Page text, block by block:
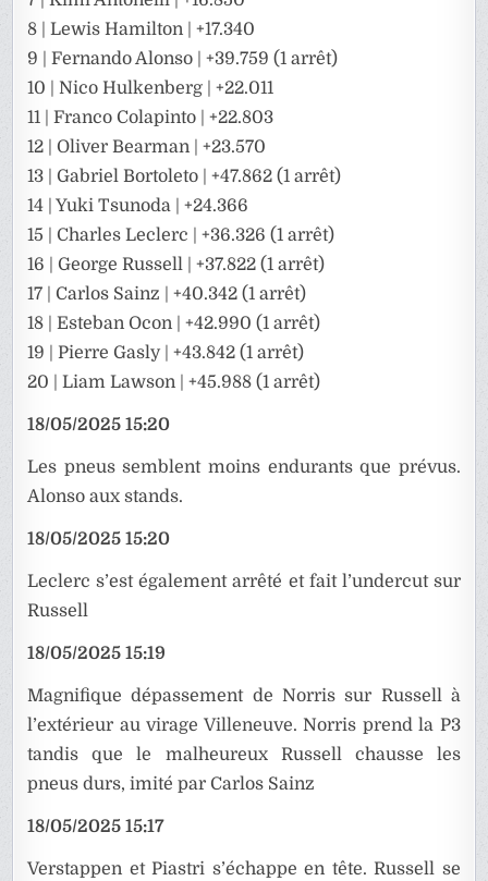
8 | Lewis Hamilton | +17.340
9 | Fernando Alonso | +39.759 (1 arrêt)
10 | Nico Hulkenberg | +22.011
11 | Franco Colapinto | +22.803
12 | Oliver Bearman | +23.570
13 | Gabriel Bortoleto | +47.862 (1 arrêt)
14 | Yuki Tsunoda | +24.366
15 | Charles Leclerc | +36.326 (1 arrêt)
16 | George Russell | +37.822 (1 arrêt)
17 | Carlos Sainz | +40.342 (1 arrêt)
18 | Esteban Ocon | +42.990 (1 arrêt)
19 | Pierre Gasly | +43.842 (1 arrêt)
20 | Liam Lawson | +45.988 (1 arrêt)
18/05/2025 15:20
Les pneus semblent moins endurants que prévus.
Alonso aux stands.
18/05/2025 15:20
Leclerc s’est également arrêté et fait l’undercut sur
Russell
18/05/2025 15:19
Magnifique dépassement de Norris sur Russell à
l’extérieur au virage Villeneuve. Norris prend la P3
tandis que le malheureux Russell chausse les
pneus durs, imité par Carlos Sainz
18/05/2025 15:17
Verstappen et Piastri s’échappe en tête. Russell se